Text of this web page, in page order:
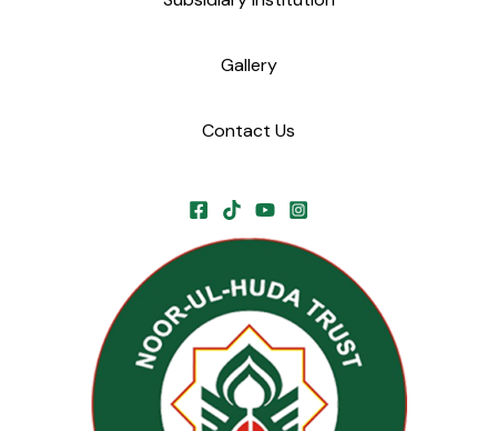
Gallery
Contact Us